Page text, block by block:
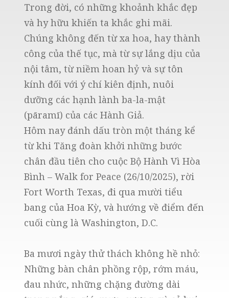
Trong đời, có những khoảnh khắc đẹp
và hy hữu khiến ta khắc ghi mãi.
Chúng không đến từ xa hoa, hay thành
công của thế tục, mà từ sự lắng dịu của
nội tâm, từ niềm hoan hỷ và sự tôn
kính đối với ý chí kiên định, nuôi
dưỡng các hạnh lành ba-la-mật
(pāramī) của các Hành Giả.
Hôm nay đánh dấu tròn một tháng kể
từ khi Tăng đoàn khởi những bước
chân đầu tiên cho cuộc Bộ Hành Vì Hòa
Bình – Walk for Peace (26/10/2025), rời
Fort Worth Texas, đi qua mười tiểu
bang của Hoa Kỳ, và hướng về điểm đến
cuối cùng là Washington, D.C.
Ba mươi ngày thử thách không hề nhỏ:
Những bàn chân phồng rộp, rớm máu,
đau nhức, những chặng đường dài